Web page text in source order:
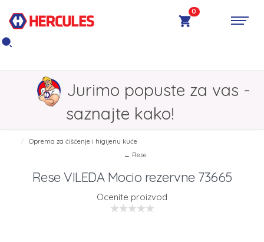
0
Jurimo popuste za vas -
saznajte kako!
Oprema za čišćenje i higijenu kuće
← Rese
Rese VILEDA Mocio rezervne 73665
Ocenite proizvod